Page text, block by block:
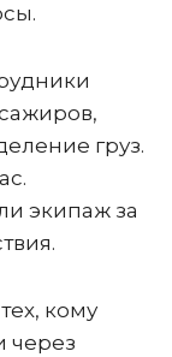
груз.
экипаж за
кому
через